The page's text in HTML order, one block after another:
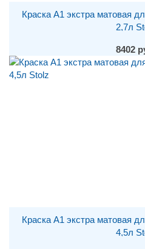
Краска A1 экстра матовая
2,7л
8402
Краска A1 экстра матовая
4,5л